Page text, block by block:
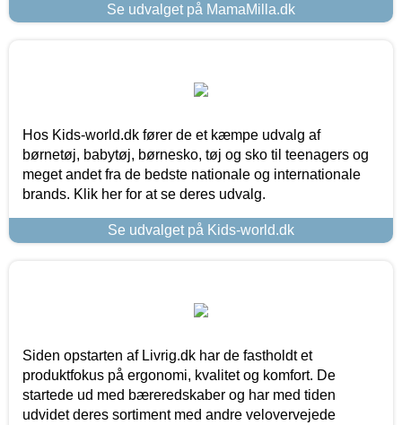
Se udvalget på MamaMilla.dk
Hos Kids-world.dk fører de et kæmpe udvalg af
børnetøj, babytøj, børnesko, tøj og sko til teenagers og
meget andet fra de bedste nationale og internationale
brands. Klik her for at se deres udvalg.
Se udvalget på Kids-world.dk
Siden opstarten af Livrig.dk har de fastholdt et
produktfokus på ergonomi, kvalitet og komfort. De
startede ud med bæreredskaber og har med tiden
udvidet deres sortiment med andre velovervejede